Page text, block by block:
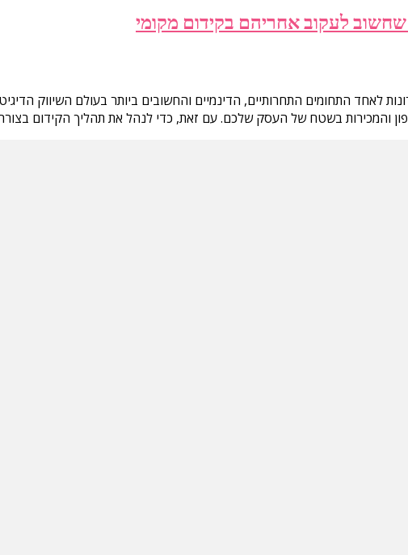
לעקוב אחריהם בקידום מקומי
והמכירות בשטח של העסק שלכם. עם זאת, כדי לנהל את תהליך הקידום